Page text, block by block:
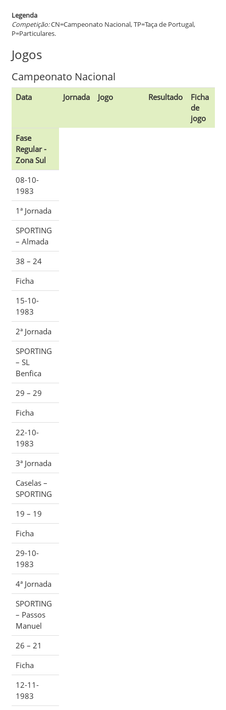
Legenda
Competição:CN=Campeonato Nacional, TP=Taça de Portugal,
P=Particulares.
Jogos
Campeonato Nacional
Data Jornada Jogo Resultado
Ficha
de
jogo
Fase
Regular -
Zona Sul
08-10-
1983
1ª Jornada
SPORTING
– Almada
38 – 24
Ficha
15-10-
1983
2ª Jornada
SPORTING
– SL
Benfica
29 – 29
Ficha
22-10-
1983
3ª Jornada
Caselas –
SPORTING
19 – 19
Ficha
29-10-
1983
4ª Jornada
SPORTING
– Passos
Manuel
26 – 21
Ficha
12-11-
1983